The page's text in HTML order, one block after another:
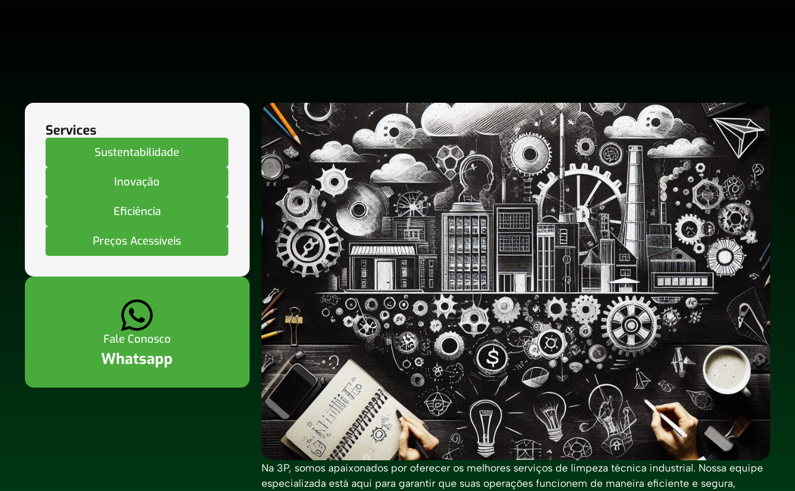
Services
Sustentabilidade
Inovação
Eficiência
Preços Acessíveis
Fale Conosco
Whatsapp
Na 3P, somos apaixonados por oferecer os melhores serviços de limpeza técnica industrial. Nossa equipe
especializada está aqui para garantir que suas operações funcionem de maneira eficiente e segura,